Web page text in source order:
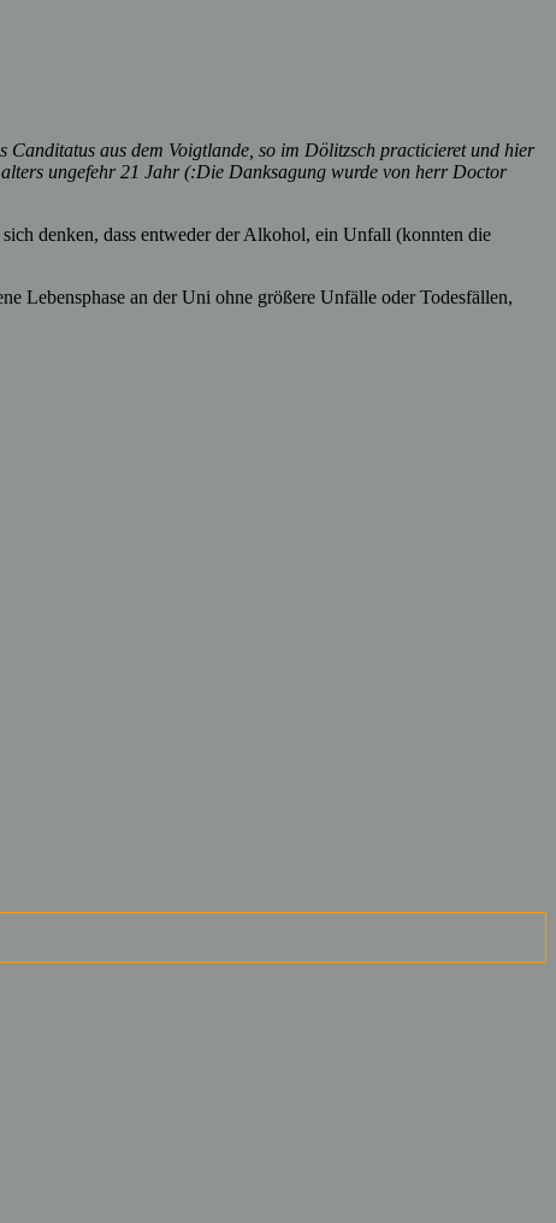
aus dem Voigtlande, so im Dölitzsch practicieret und hier
ungefehr 21 Jahr (:Die Danksagung wurde von herr Doctor
denken, dass entweder der Alkohol, ein Unfall (konnten die
Lebensphase an der Uni ohne größere Unfälle oder Todesfällen,